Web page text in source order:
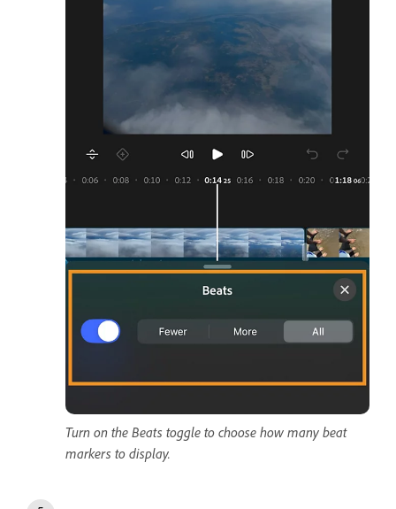
Turn on the Beats toggle to choose how many beat
markers to display.